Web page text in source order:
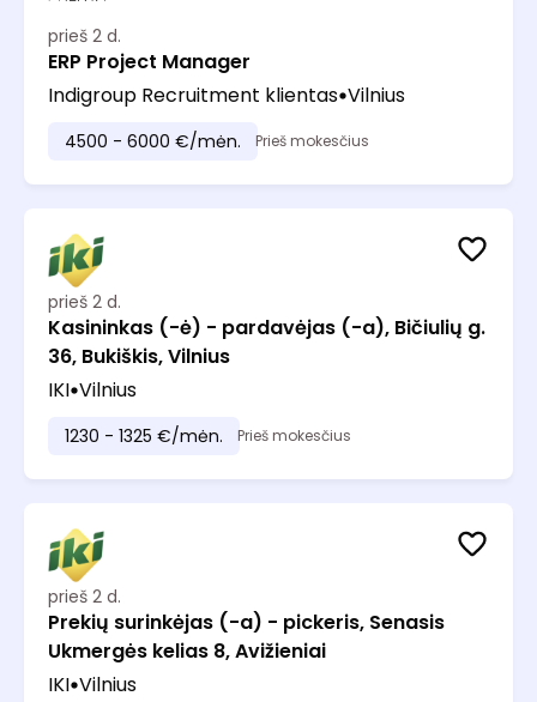
prieš 2 d.
ERP Project Manager
Indigroup Recruitment klientas Vilnius
4500 - 6000 €/mėn. Prieš mokesčius
prieš 2 d.
Kasininkas (-ė) - pardavėjas (-a), Bičiulių g.
36, Bukiškis, Vilnius
IKI Vilnius
1230 - 1325 €/mėn. Prieš mokesčius
prieš 2 d.
Prekių surinkėjas (-a) - pickeris, Senasis
Ukmergės kelias 8, Avižieniai
IKI Vilnius